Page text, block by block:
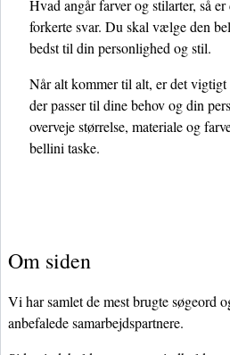
Hvad angår farver og stilarter, så
forkerte svar. Du skal vælge den
bedst til din personlighed og stil.
Når alt kommer til alt, er det
der passer til dine behov og din
overveje størrelse, materiale og
bellini taske.
Om siden
Vi har samlet de mest brugte søgeord
anbefalede samarbejdspartnere.